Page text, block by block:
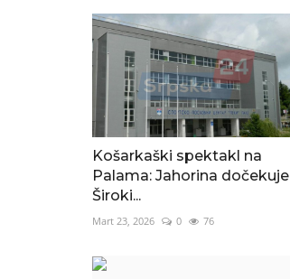
Košarkaški spektakl na
Palama: Jahorina dočekuje
Široki...
Mart 23, 2026 0 76